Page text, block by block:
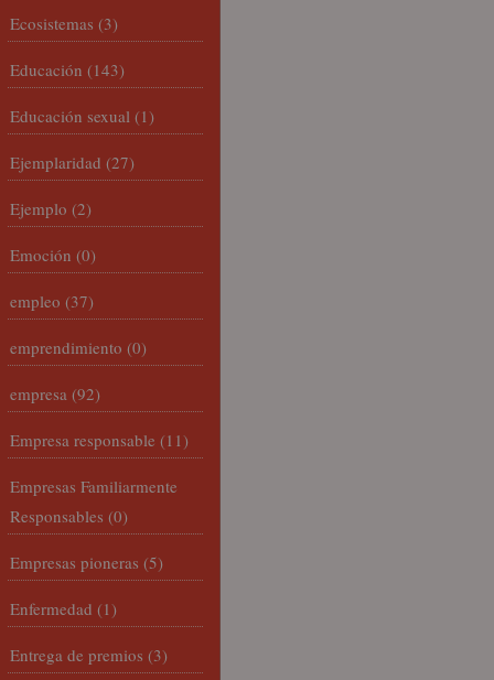
Ecosistemas (3)
Educación (143)
Educación sexual (1)
Ejemplaridad (27)
Ejemplo (2)
Emoción (0)
empleo (37)
emprendimiento (0)
empresa (92)
Empresa responsable (11)
Empresas Familiarmente
Responsables (0)
Empresas pioneras (5)
Enfermedad (1)
Entrega de premios (3)